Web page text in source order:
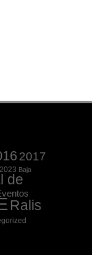
2017
2023 Baja
de
Ralis